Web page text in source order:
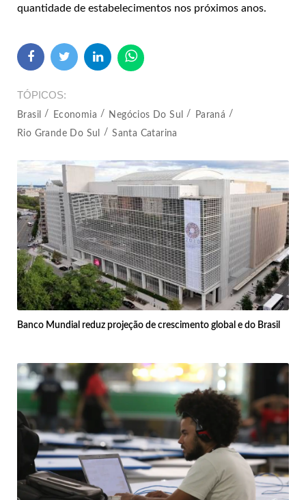
quantidade de estabelecimentos nos próximos anos.
TÓPICOS
Brasil Economia Negócios Do Sul
Paraná
Rio Grande Do Sul
Santa Catarina
Banco Mundial reduz projeção de crescimento global e do Brasil